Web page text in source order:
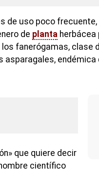
de uso poco
de planta herbácea
fanerógamas, clase
asparagales,
que quiere decir
científico